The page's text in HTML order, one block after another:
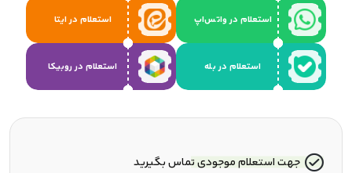
استعلام در واتس‌اپ استعلام در ایتا
استعلام در بله استعلام در روبیکا
جهت استعلام موجودی تماس بگیرید